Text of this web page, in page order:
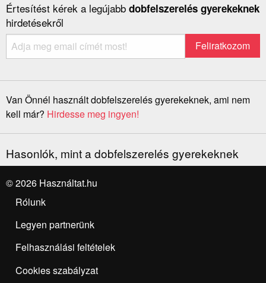
Értesítést kérek a legújabb dobfelszerelés gyerekeknek
hirdetésekről
Van Önnél használt dobfelszerelés gyerekeknek, ami nem
kell már? Hirdesse meg ingyen!
Hasonlók, mint a dobfelszerelés gyerekeknek
© 2026 Használtat.hu
Rólunk
Legyen partnerünk
Felhasználási feltételek
Cookies szabályzat